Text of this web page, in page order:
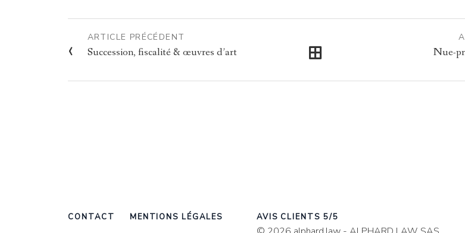
‹ ARTICLE PRÉCÉDENT
Succession, fiscalité & œuvres d’art Nue-
CONTACT MENTIONS LÉGALES AVIS CLIENTS 5/5